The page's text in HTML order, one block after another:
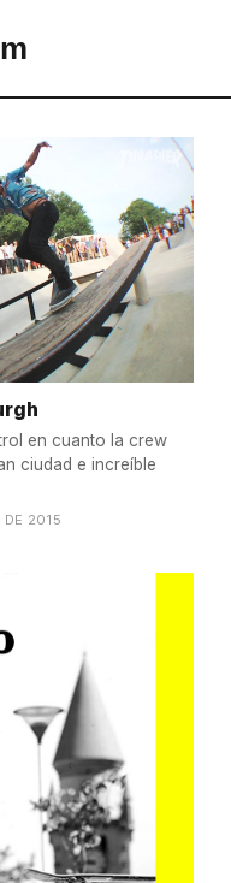
en cuanto la crew
ciudad e increíble
2015